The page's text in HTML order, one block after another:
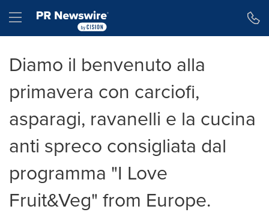
Hamburger menu
Diamo il benvenuto alla
primavera con carciofi,
asparagi, ravanelli e la cucina
anti spreco consigliata dal
programma "I Love
Fruit&Veg" from Europe.